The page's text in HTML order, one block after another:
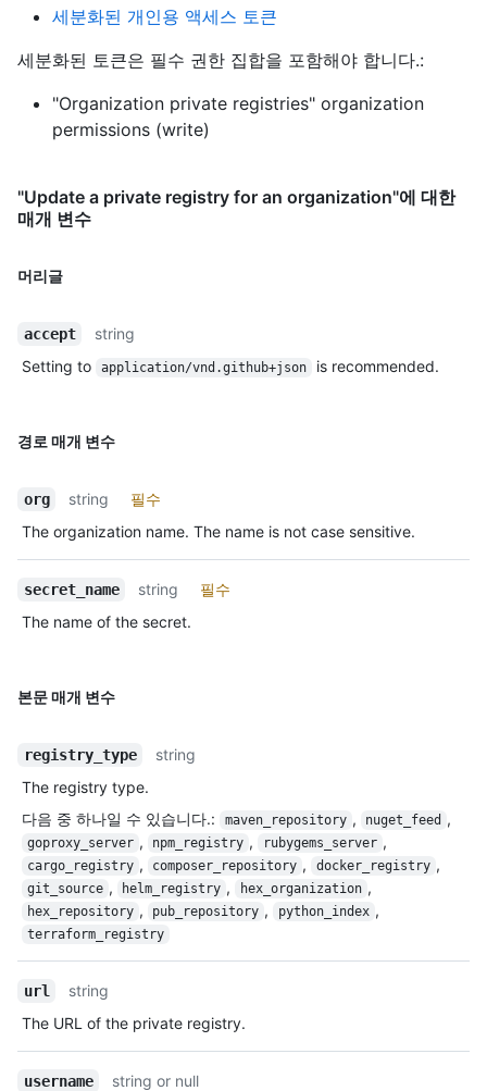
세분화된 개인용 액세스 토큰
세분화된 토큰은 필수 권한 집합을 포함해야 합니다.:
"Organization private registries" organization
permissions (write)
"Update a private registry for an organization"에 대한
매개 변수
머리글
accept
string
Setting to
application/vnd.github+json is recommended.
경로 매개 변수
org string
필수
The organization name. The name is not case sensitive.
secret_name string
필수
The name of the secret.
본문 매개 변수
registry_type
string
The registry type.
다음 중 하나일 수 있습니다.: maven_repository , nuget_feed ,
goproxy_server , npm_registry , rubygems_server ,
cargo_registry , composer_repository , docker_registry ,
git_source , helm_registry , hex_organization ,
hex_repository , pub_repository , python_index ,
terraform_registry
url
string
The URL of the private registry.
username string or null